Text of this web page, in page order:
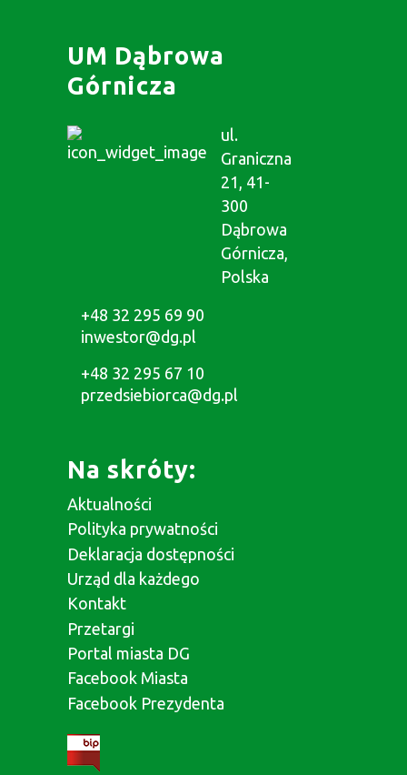
UM Dąbrowa
Górnicza
ul.
Graniczna
21, 41-
300
Dąbrowa
Górnicza,
Polska
+48 32 295 69 90
inwestor@dg.pl
+48 32 295 67 10
przedsiebiorca@dg.pl
Na skróty:
Aktualności
Polityka prywatności
Deklaracja dostępności
Urząd dla każdego
Kontakt
Przetargi
Portal miasta DG
Facebook Miasta
Facebook Prezydenta